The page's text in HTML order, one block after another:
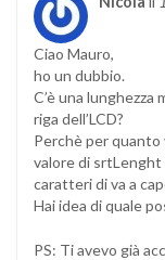
Ciao Mauro,
ho un dubbio.
C’è una lunghezza
riga dell’LCD?
Perchè per quanto
valore di srtLenght
caratteri di va a
Hai idea di quale
PS: Ti avevo già